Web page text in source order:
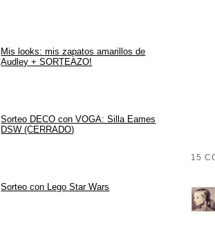
15
Mis looks: mis zapatos amarillos de
Audley + SORTEAZO!
Sorteo DECO con VOGA: Silla Eames
DSW (CERRADO)
Sorteo con Lego Star Wars